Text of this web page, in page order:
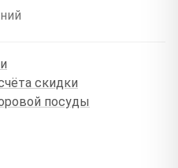
скидки
посуды